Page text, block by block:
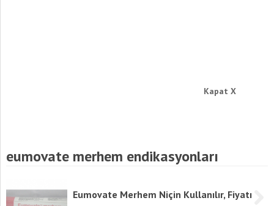
eumovate merhem endikasyonları
Eumovate Merhem Niçin Kullanılır, Fiyatı
Kapat X